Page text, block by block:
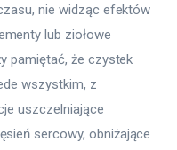
nie widząc efektów
lub ziołowe
pamiętać, że czystek
wszystkim, z
uszczelniające
sercowy, obniżające